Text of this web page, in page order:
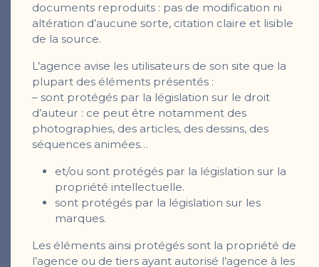
documents reproduits : pas de modification ni
altération d’aucune sorte, citation claire et lisible
de la source.
L’agence avise les utilisateurs de son site que la
plupart des éléments présentés :
– sont protégés par la législation sur le droit
d’auteur : ce peut être notamment des
photographies, des articles, des dessins, des
séquences animées…
et/ou sont protégés par la législation sur la
propriété intellectuelle.
sont protégés par la législation sur les
marques.
Les éléments ainsi protégés sont la propriété de
l’agence ou de tiers ayant autorisé l’agence à les